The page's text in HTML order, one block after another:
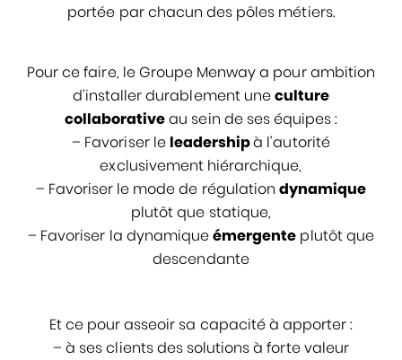
portée par chacun des pôles métiers.
Pour ce faire, le Groupe Menway a pour ambition
d’installer durablement uneculture
collaborativeau sein de ses équipes :
– Favoriser le leadershipà l’autorité
exclusivement hiérarchique,
– Favoriser le mode de régulation dynamique
plutôt que statique,
– Favoriser la dynamiqueémergente plutôt que
descendante
Et ce pour asseoir sa capacité à apporter :
– à ses clients des solutions à forte valeur